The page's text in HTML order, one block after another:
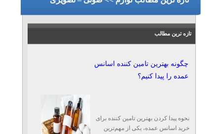
تازه ترین مطالب
چگونه بهترین تامین کننده اسانس
عمده را پیدا کنیم؟
نحوه پیدا کردن بهترین تامین کننده برای
خرید اسانس عمده، یکی از مهم‌ترین